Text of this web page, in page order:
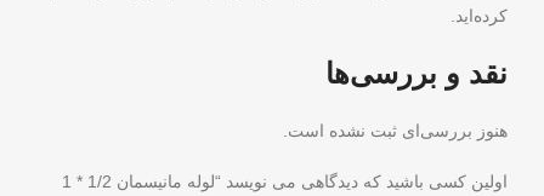
کرده‌اید.
نقد و بررسی‌ها
هنوز بررسی‌ای ثبت نشده است.
اولین کسی باشید که دیدگاهی می نویسد “لوله مانیسمان 1/2 * 1